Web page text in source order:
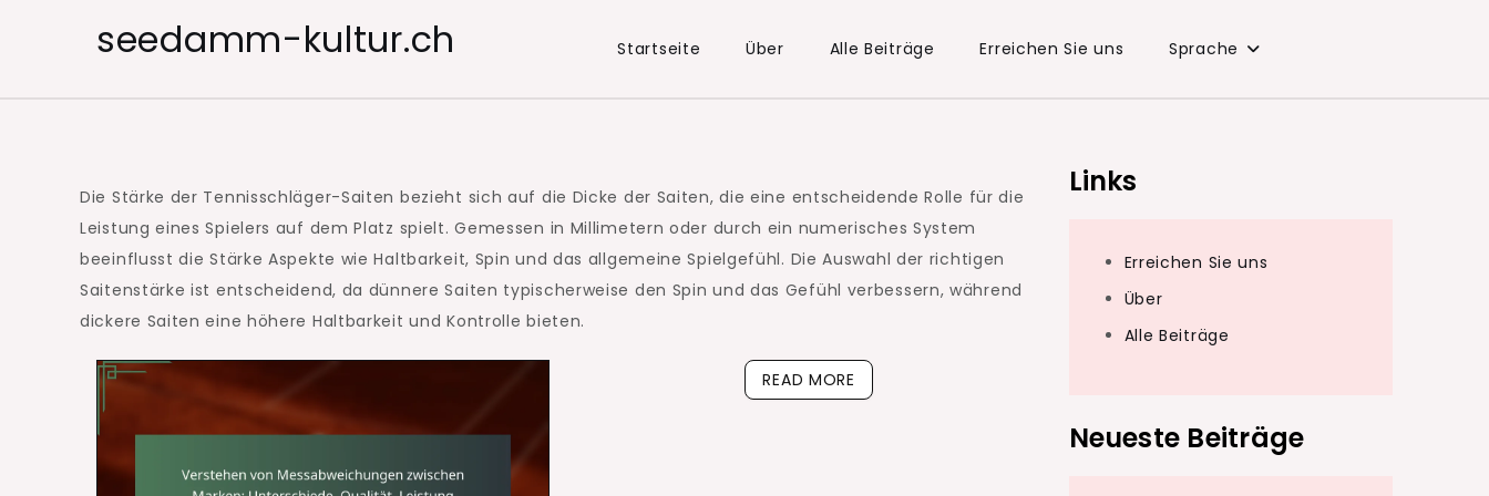
seedamm-kultur.ch Startseite Über Alle Beiträge Erreichen Sie uns Sprache
Die Stärke der Tennisschläger-Saiten bezieht sich auf die Dicke der Saiten, die eine entscheidende Rolle für die
Leistung eines Spielers auf dem Platz spielt. Gemessen in Millimetern oder durch ein numerisches System
beeinflusst die Stärke Aspekte wie Haltbarkeit, Spin und das allgemeine Spielgefühl. Die Auswahl der richtigen
Saitenstärke ist entscheidend, da dünnere Saiten typischerweise den Spin und das Gefühl verbessern, während
dickere Saiten eine höhere Haltbarkeit und Kontrolle bieten.
READ MORE
Links
Erreichen Sie uns
Über
Alle Beiträge
Neueste Beiträge